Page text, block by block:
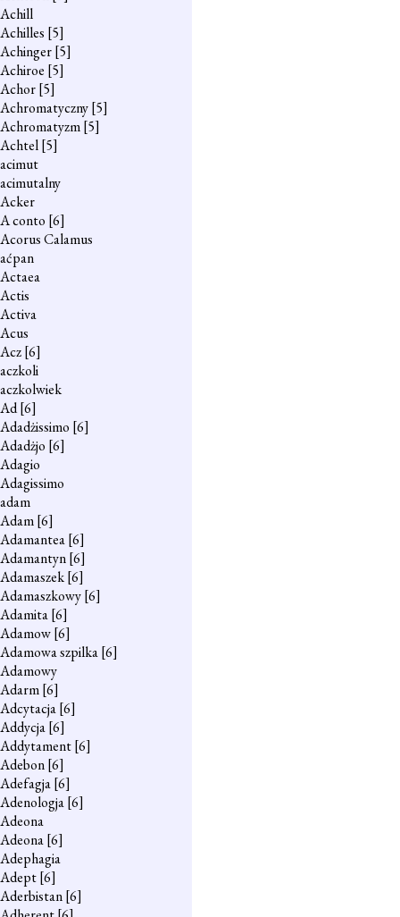
Achill
Achilles [5]
Achinger[5]
Achiroe [5]
Achor[5]
Achromatyczny[5]
Achromatyzm[5]
Achtel[5]
acimut
acimutalny
Acker
A conto [6]
Acorus Calamus
aćpan
Actaea
Actis
Activa
Acus
Acz[6]
aczkoli
aczkolwiek
Ad[6]
Adadżissimo [6]
Adadżjo [6]
Adagio
Adagissimo
adam
Adam[6]
Adamantea[6]
Adamantyn[6]
Adamaszek[6]
Adamaszkowy[6]
Adamita[6]
Adamow[6]
Adamowa szpilka[6]
Adamowy
Adarm[6]
Adcytacja[6]
Addycja[6]
Addytament[6]
Adebon[6]
Adefagja[6]
Adenologja[6]
Adeona
Adeona[6]
Adephagia
Adept[6]
Aderbistan[6]